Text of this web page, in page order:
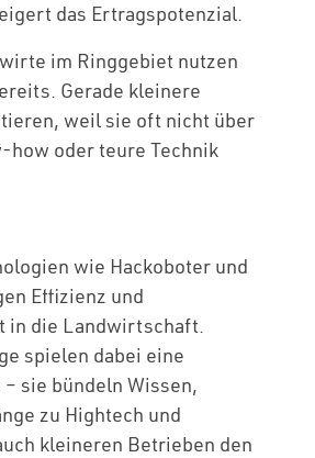
das Ertragspotenzial.
im Ringgebiet nutzen
Gerade kleinere
weil sie oft nicht über
how oder teure Technik
wie Hackoboter und
Effizienz und
in die Landwirtschaft.
spielen dabei eine
sie bündeln Wissen,
zu Hightech und
kleineren Betrieben den